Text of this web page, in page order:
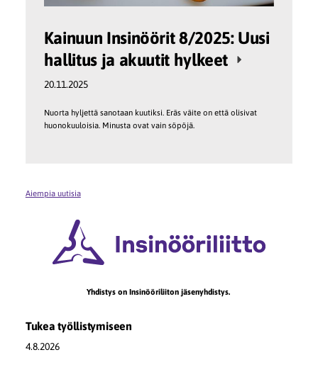
Kainuun Insinöörit 8/2025: Uusi
hallitus ja akuutit hylkeet
20.11.2025
Nuorta hyljettä sanotaan kuutiksi. Eräs väite on että olisivat
huonokuuloisia. Minusta ovat vain söpöjä.
Aiempia uutisia
Yhdistys on Insinööriliiton jäsenyhdistys.
Tukea työllistymiseen
4.8.2026